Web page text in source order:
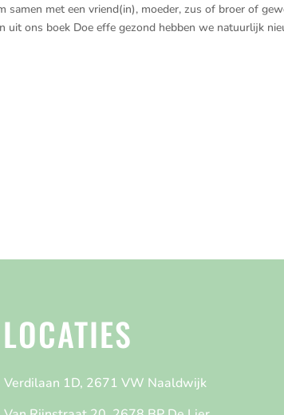
samen met een vriend(in), moeder, zus of broer of
uit ons boek Doe effe gezond hebben we natuurlijk
LOCATIES
Verdilaan 1D, 2671 VW Naaldwijk